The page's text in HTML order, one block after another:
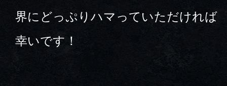
界にどっぷりハマっていただければ
幸いです！